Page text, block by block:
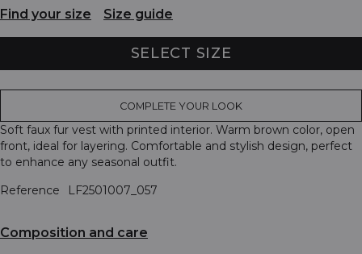
Find your size Size guide
SELECT SIZE
COMPLETE YOUR LOOK
Soft faux fur vest with printed interior. Warm brown color, open
front, ideal for layering. Comfortable and stylish design, perfect
to enhance any seasonal outfit.
Reference
LF2501007_057
Composition and care